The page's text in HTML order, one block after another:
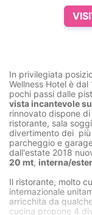
In privilegiata
Wellness Hotel è
pochi passi dalle
vista incantevole
rinnovato dispone
ristorante, sala
divertimento dei più
parcheggio e
dall'estate 2018
20 mt, interna/
Il ristorante, molto
internazionale
arricchita da
cucina propone 4